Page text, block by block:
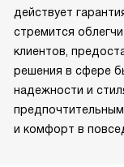
действует
стремится
клиентов,
решения в сфере
надежности и
и комфорт в